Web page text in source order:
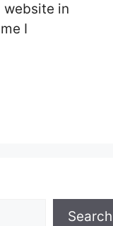
website in
I
Search